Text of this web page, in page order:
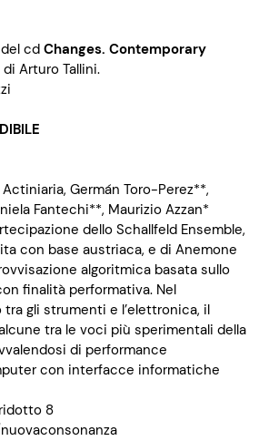
cd Changes. Contemporary
Arturo Tallini.
Germán Toro-Perez**,
Fantechi**, Maurizio Azzan*
dello Schallfeld Ensemble,
con base austriaca, e di Anemone
algoritmica basata sullo
finalità performativa. Nel
gli strumenti e l’elettronica, il
tra le voci più sperimentali della
di performance
con interfacce informatiche
8